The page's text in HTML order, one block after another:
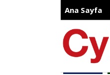
Ana Sayfa